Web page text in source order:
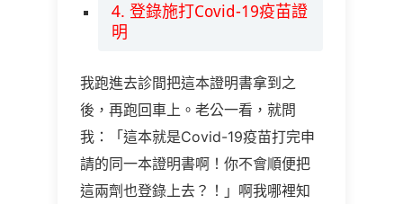
4. 登錄施打Covid-19疫苗證
明
我跑進去診間把這本證明書拿到之
後，再跑回車上。老公一看，就問
我：「這本就是Covid-19疫苗打完申
請的同一本證明書啊！你不會順便把
這兩劑也登錄上去？！」啊我哪裡知